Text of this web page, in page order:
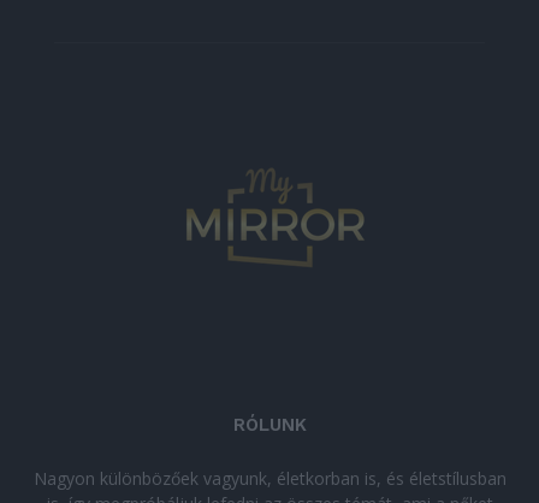
RÓLUNK
Nagyon különbözőek vagyunk, életkorban is, és életstílusban